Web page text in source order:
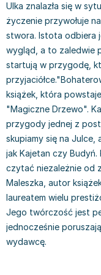
Książki: Prawo
Książki: Prawo
Książki: Prawo -
Książki: Prawo
Książki: Prawo Unii
Teksty aktów
Książki medyczne
Chemia - książki
Książki o fizyce i
Geografia - książki
Inne
Książki do
Książki medyczne
Książki do nauk
Technika,
nauki ścisłe
Książki: Film,
Książki: Historia
Książki o
Książki: Sztuka
Książki: Sztuki
Inne
Książki dla dzieci
Książki: bajki dla
Kolorowanki i
Książki do nauki
Książki do nauki
Książki grające, z
Kreatywne i
Poznawanie
Książki o
Książki dla dzieci
Książki do nauki
Książki do nauki
Książki do nauki
Kreatywne i
Literatura dla
Poznawanie świata
Książki: Zdrowie
Kuchnia i diety -
Autorskie książki
Ciasta, desery,
Diety, zdrowe
Książki kucharskie
Kuchnia polska -
Napoje - książki
Książki: Poradniki
Inne
Książki: Dom, ogród
Książki: Hobby -
Książki: Moda,
Książki pamiątkowe
Pozostałe książki
Dean Koontz
Andrzej Sapkowski
Stephenie Meyer
Robert Ludlum
Maria Czubaszek
Nora Roberts
Mario Vargas Llosa
Katarzyna Grochola
Ewa Nowak
Robin Cook
Carlos Ruiz Zafon
Konrad Gaca
Jerzy Zięba
Jodi Picoult
Dorota Terakowska
Abbi Glines
Ulka znalazła się w
życzenie przywołuje
stwora. Istota odbiera
wygląd, a to zaledwie
startują w przygodę,
książek, która
"Magiczne Drzewo".
przygody jednej z
skupiamy się na Julce,
jak Kajetan czy Budyń.
czytać niezależnie od
Maleszka, autor
laureatem wielu
Jego twórczość jest
jednocześnie
wydawcę.